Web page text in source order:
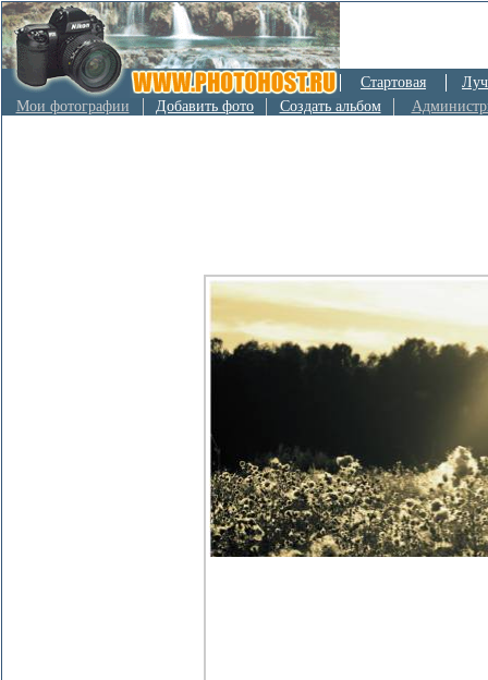
Стартовая
Мои фотографии
Добавить фото Создать альбом